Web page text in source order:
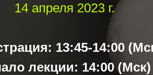
14 апреля 2023 г.
13:45-14:00
лекции: 14:00 (Мск)